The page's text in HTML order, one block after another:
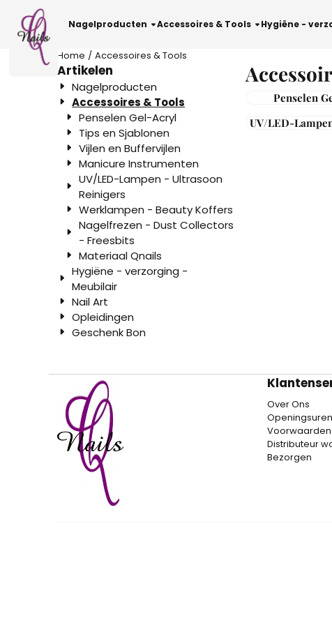
Cookievoorkeuren zijn beschikbaar. Kies instellingen of sta alle
Nagelproducten Accessoires & Tools Hygiëne -
Home / Accessoires & Tools
Artikelen
Nagelproducten
Accessoires & Tools
Penselen Gel-Acryl
Tips en Sjablonen
Vijlen en Buffervijlen
Manicure Instrumenten
UV/LED-Lampen - Ultrasoon
Reinigers
Werklampen - Beauty Koffers
Nagelfrezen - Dust Collectors
- Freesbits
Materiaal Qnails
Hygiëne - verzorging -
Meubilair
Nail Art
Opleidingen
Geschenk Bon
Penselen
UV/LED-Lampen -
Over Ons
Openingsuren
Voorwaarden
Distributeur
Bezorgen